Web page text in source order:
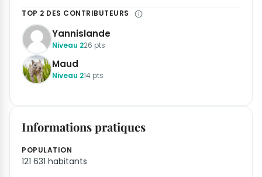
TOP 2 DES CONTRIBUTEURS
Yannislande
Niveau 226 pts
Maud
Niveau 214 pts
Informations pratiques
POPULATION
121 631 habitants